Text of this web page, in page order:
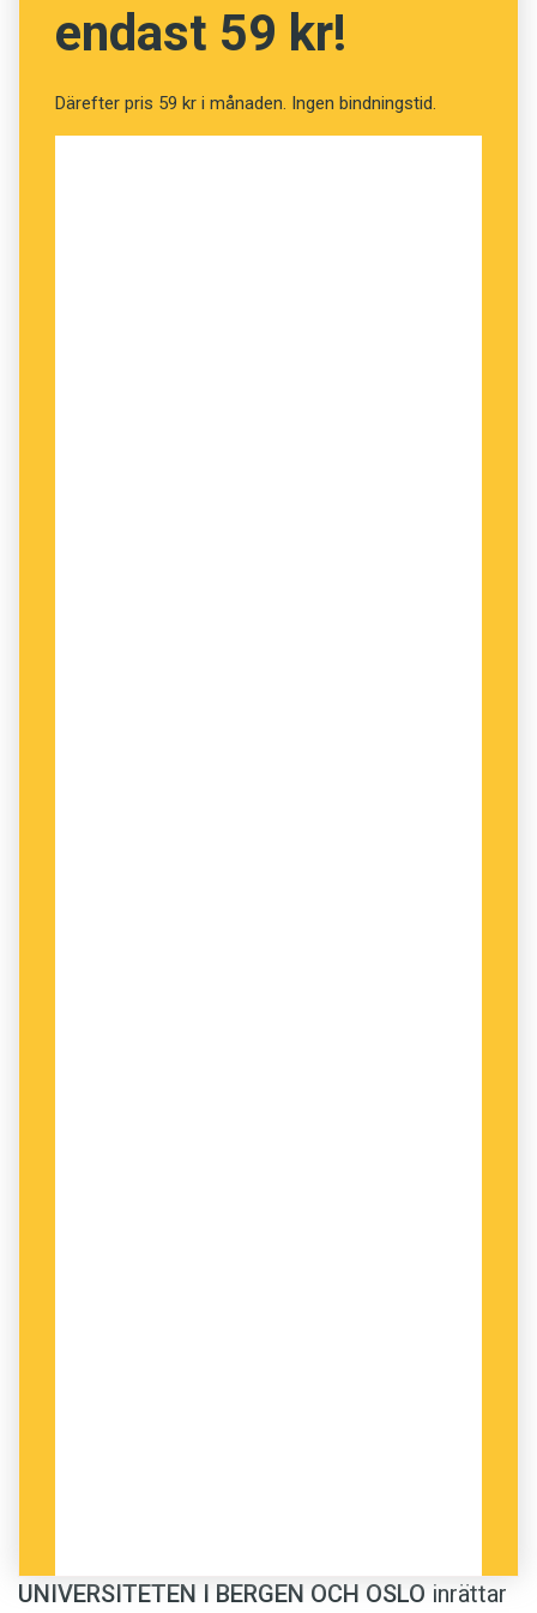
endast 59 kr!
Därefter pris 59 kr i månaden. Ingen bindningstid.
UNIVERSITETEN I BERGEN OCH OSLO inrättar